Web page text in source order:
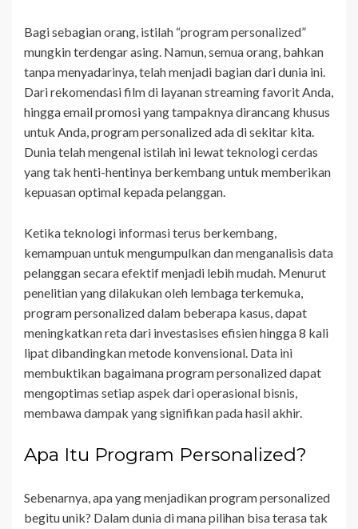
Bagi sebagian orang, istilah “program personalized”
mungkin terdengar asing. Namun, semua orang, bahkan
tanpa menyadarinya, telah menjadi bagian dari dunia ini.
Dari rekomendasi film di layanan streaming favorit Anda,
hingga email promosi yang tampaknya dirancang khusus
untuk Anda, program personalized ada di sekitar kita.
Dunia telah mengenal istilah ini lewat teknologi cerdas
yang tak henti-hentinya berkembang untuk memberikan
kepuasan optimal kepada pelanggan.
Ketika teknologi informasi terus berkembang,
kemampuan untuk mengumpulkan dan menganalisis data
pelanggan secara efektif menjadi lebih mudah. Menurut
penelitian yang dilakukan oleh lembaga terkemuka,
program personalized dalam beberapa kasus, dapat
meningkatkan reta dari investasises efisien hingga 8 kali
lipat dibandingkan metode konvensional. Data ini
membuktikan bagaimana program personalized dapat
mengoptimas setiap aspek dari operasional bisnis,
membawa dampak yang signifikan pada hasil akhir.
Apa Itu Program Personalized?
Sebenarnya, apa yang menjadikan program personalized
begitu unik? Dalam dunia di mana pilihan bisa terasa tak